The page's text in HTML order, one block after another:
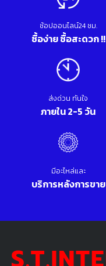
ช้อปออนไลน์24 ชม.
ซื้อง่าย ซื้อสะดวก !!
ส่งด่วน ทันใจ
ภายใน 2-5 วัน
มีอะไหล่และ
บริการหลังการขาย